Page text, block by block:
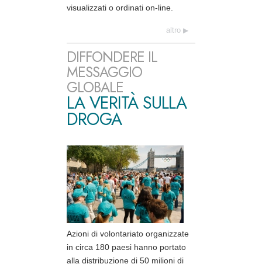
visualizzati o ordinati on-line.
altro
DIFFONDERE IL
MESSAGGIO
GLOBALE
LA VERITÀ SULLA
DROGA
Azioni di volontariato organizzate
in circa 180 paesi hanno portato
alla distribuzione di 50 milioni di